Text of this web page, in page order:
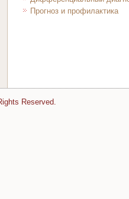
Прогноз и профилактика
Reserved.